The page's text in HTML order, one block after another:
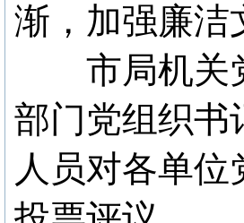
渐，加强廉洁
市局机关党
部门党组织书
人员对各单